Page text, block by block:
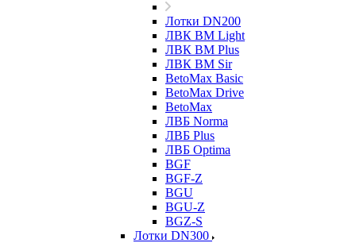
Лотки DN200
ЛВК ВМ Light
ЛВК ВМ Plus
ЛВК ВМ Sir
BetoMax Basic
BetoMax Drive
BetoMax
ЛВБ Norma
ЛВБ Plus
ЛВБ Optima
BGF
BGF-Z
BGU
BGU-Z
BGZ-S
Лотки DN300